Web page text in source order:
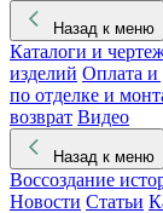
Назад к меню
Каталоги и
изделий Оплата и
по отделке и
возврат Видео
Назад к меню
Воссоздание
Новости Статьи